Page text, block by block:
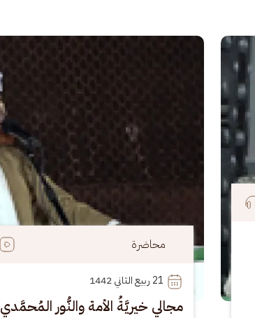
الصورة
محاضرة
21
مجالي خيريَّةُ الأمة والنُّور المُحمَّدي